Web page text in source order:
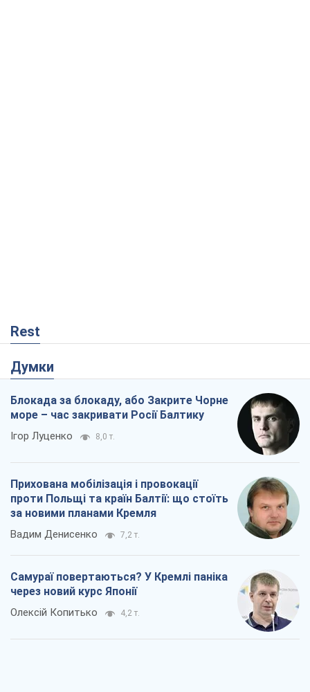
Rest
Думки
Блокада за блокаду, або Закрите Чорне
море – час закривати Росії Балтику
Ігор Луценко 8,0 т.
Прихована мобілізація і провокації
проти Польщі та країн Балтії: що стоїть
за новими планами Кремля
Вадим Денисенко 7,2 т.
Самураї повертаються? У Кремлі паніка
через новий курс Японії
Олексій Копитько 4,2 т.